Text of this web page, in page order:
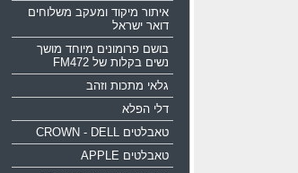
איתור מיקוד ומעקב משלוחים
דואר ישראל
בושם פרומונים מיוחד מושך
נשים בקלות של FM472
גלאי מתכות וזהב
דלי הפלא
טאבלטים CROWN - DELL
טאבלטים APPLE